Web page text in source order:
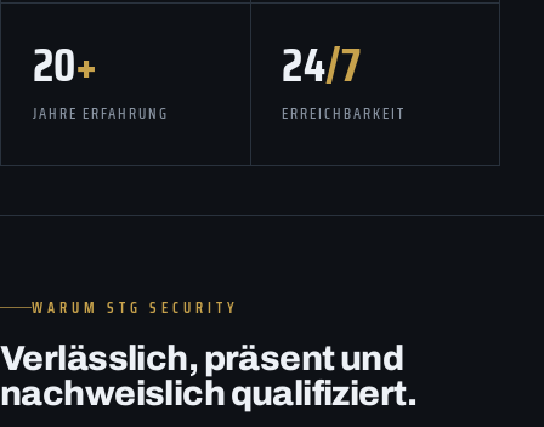
20+
JAHRE ERFAHRUNG
24/7
ERREICHBARKEIT
WARUM STG SECURITY
Verlässlich, präsent und
nachweislich qualifiziert.